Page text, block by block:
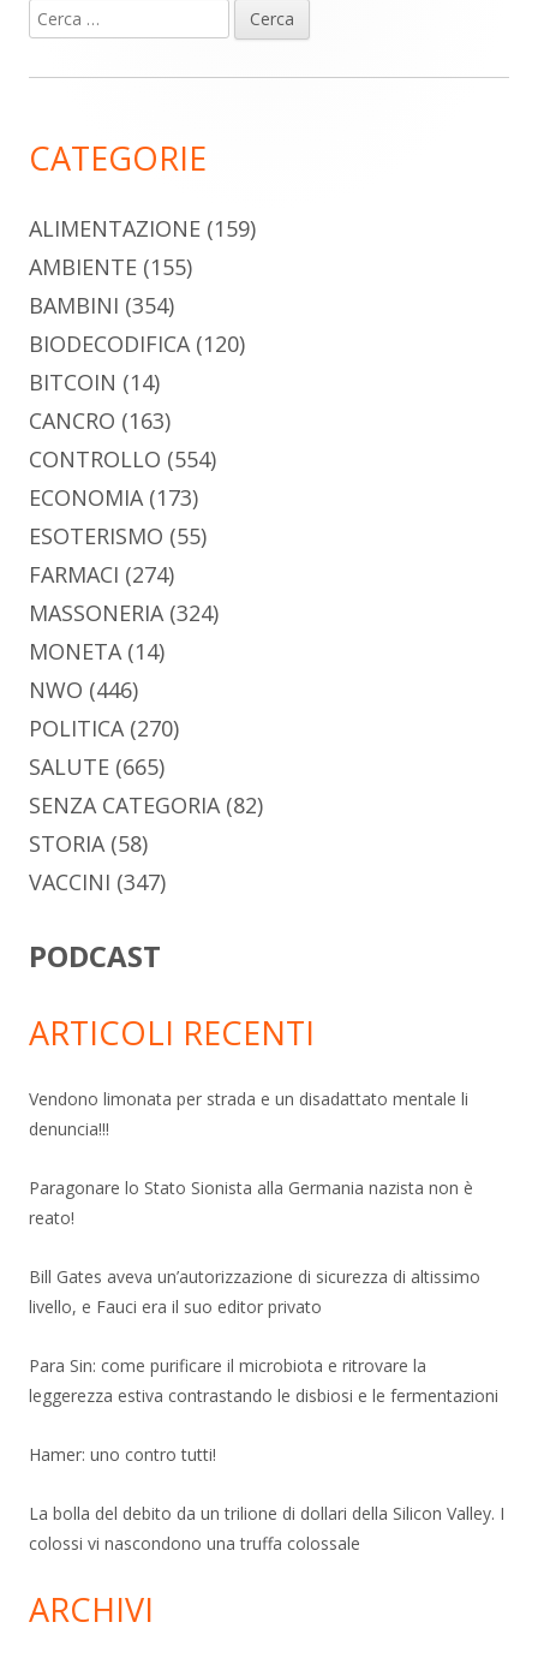
Barra
laterale
Ricerca
per:
CATEGORIE
ALIMENTAZIONE (159)
AMBIENTE (155)
BAMBINI (354)
BIODECODIFICA(120)
BITCOIN (14)
CANCRO (163)
CONTROLLO (554)
ECONOMIA(173)
ESOTERISMO (55)
FARMACI (274)
MASSONERIA(324)
MONETA(14)
NWO (446)
POLITICA(270)
SALUTE (665)
SENZA CATEGORIA(82)
STORIA(58)
VACCINI (347)
PODCAST
ARTICOLI RECENTI
Vendono limonata per strada e un disadattato mentale li
denuncia!!!
Paragonare lo Stato Sionista alla Germania nazista non è
reato!
Bill Gates aveva un’autorizzazione di sicurezza di altissimo
livello, e Fauci era il suo editor privato
Para Sin: come purificare il microbiota e ritrovare la
leggerezza estiva contrastando le disbiosi e le fermentazioni
Hamer: uno contro tutti!
La bolla del debito da un trilione di dollari della Silicon Valley. I
colossi vi nascondono una truffa colossale
ARCHIVI